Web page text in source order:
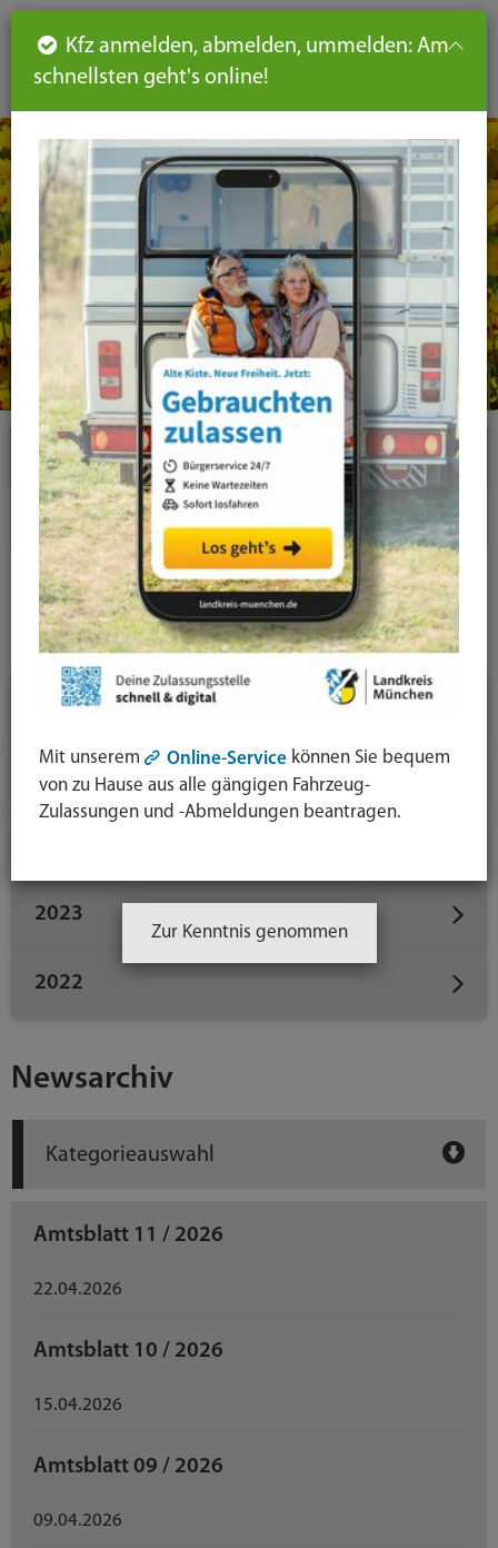
DE
Newsarchiv
Kategorieauswahl
Amtsblatt 11 / 2026
22.04.2026
Amtsblatt 10 / 2026
15.04.2026
Amtsblatt 09 / 2026
09.04.2026
Plugins
News-Liste
News-Detail
Jahresauswahl
2026
2025
2023
2022
Seiteninhalt
Hauptnavigation
Seitennavigation
leichte
Sprache
Kfz anmelden, abmelden, ummelden: Am
schnellsten geht's online!
Mit unserem Online-Service können Sie bequem
von zu Hause aus alle gängigen Fahrzeug-
Zulassungen und -Abmeldungen beantragen.
Zur Kenntnis genommen